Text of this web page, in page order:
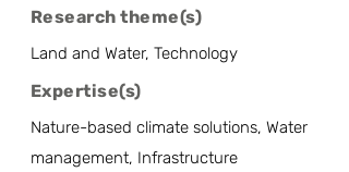
Research theme(s)
Land and Water, Technology
Expertise(s)
Nature-based climate solutions, Water
management, Infrastructure